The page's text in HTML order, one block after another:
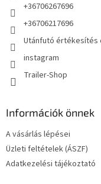
+36706267696
+36706217696
Utánfutó értékesítés
instagram
Trailer-Shop
Információk önnek
A vásárlás lépései
Üzleti feltételek (ÁSZF)
Adatkezelési tájékoztató